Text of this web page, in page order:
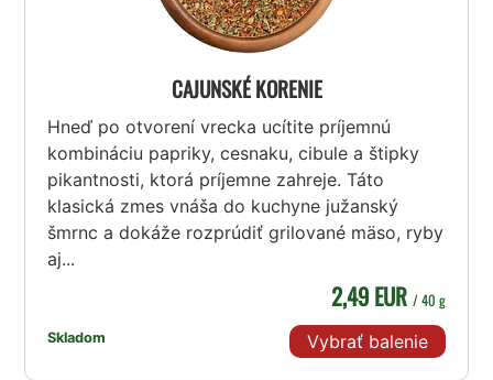
CAJUNSKÉ KORENIE
Hneď po otvorení vrecka ucítite príjemnú
kombináciu papriky, cesnaku, cibule a štipky
pikantnosti, ktorá príjemne zahreje. Táto
klasická zmes vnáša do kuchyne južanský
šmrnc a dokáže rozprúdiť grilované mäso, ryby
aj...
Skladom
2,49 EUR / 40 g
Vybrať balenie